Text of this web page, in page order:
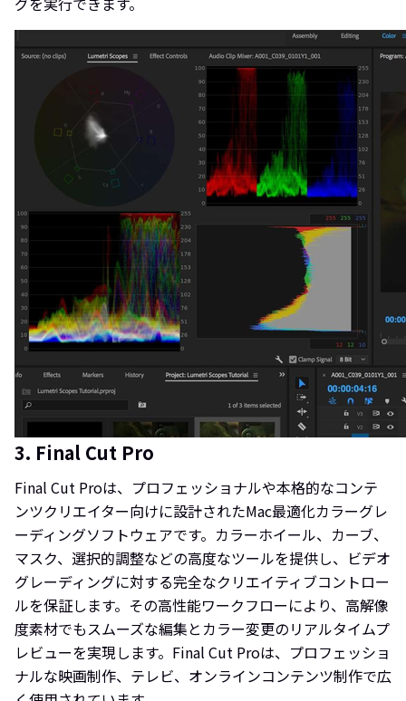
3. Final Cut Pro
Final Cut Proは、プロフェッショナルや本格的なコンテ
ンツクリエイター向けに設計されたMac最適化カラーグレ
ーディングソフトウェアです。カラーホイール、カーブ、
マスク、選択的調整などの高度なツールを提供し、ビデオ
グレーディングに対する完全なクリエイティブコントロー
ルを保証します。その高性能ワークフローにより、高解像
度素材でもスムーズな編集とカラー変更のリアルタイムプ
レビューを実現します。Final Cut Proは、プロフェッショ
ナルな映画制作、テレビ、オンラインコンテンツ制作で広